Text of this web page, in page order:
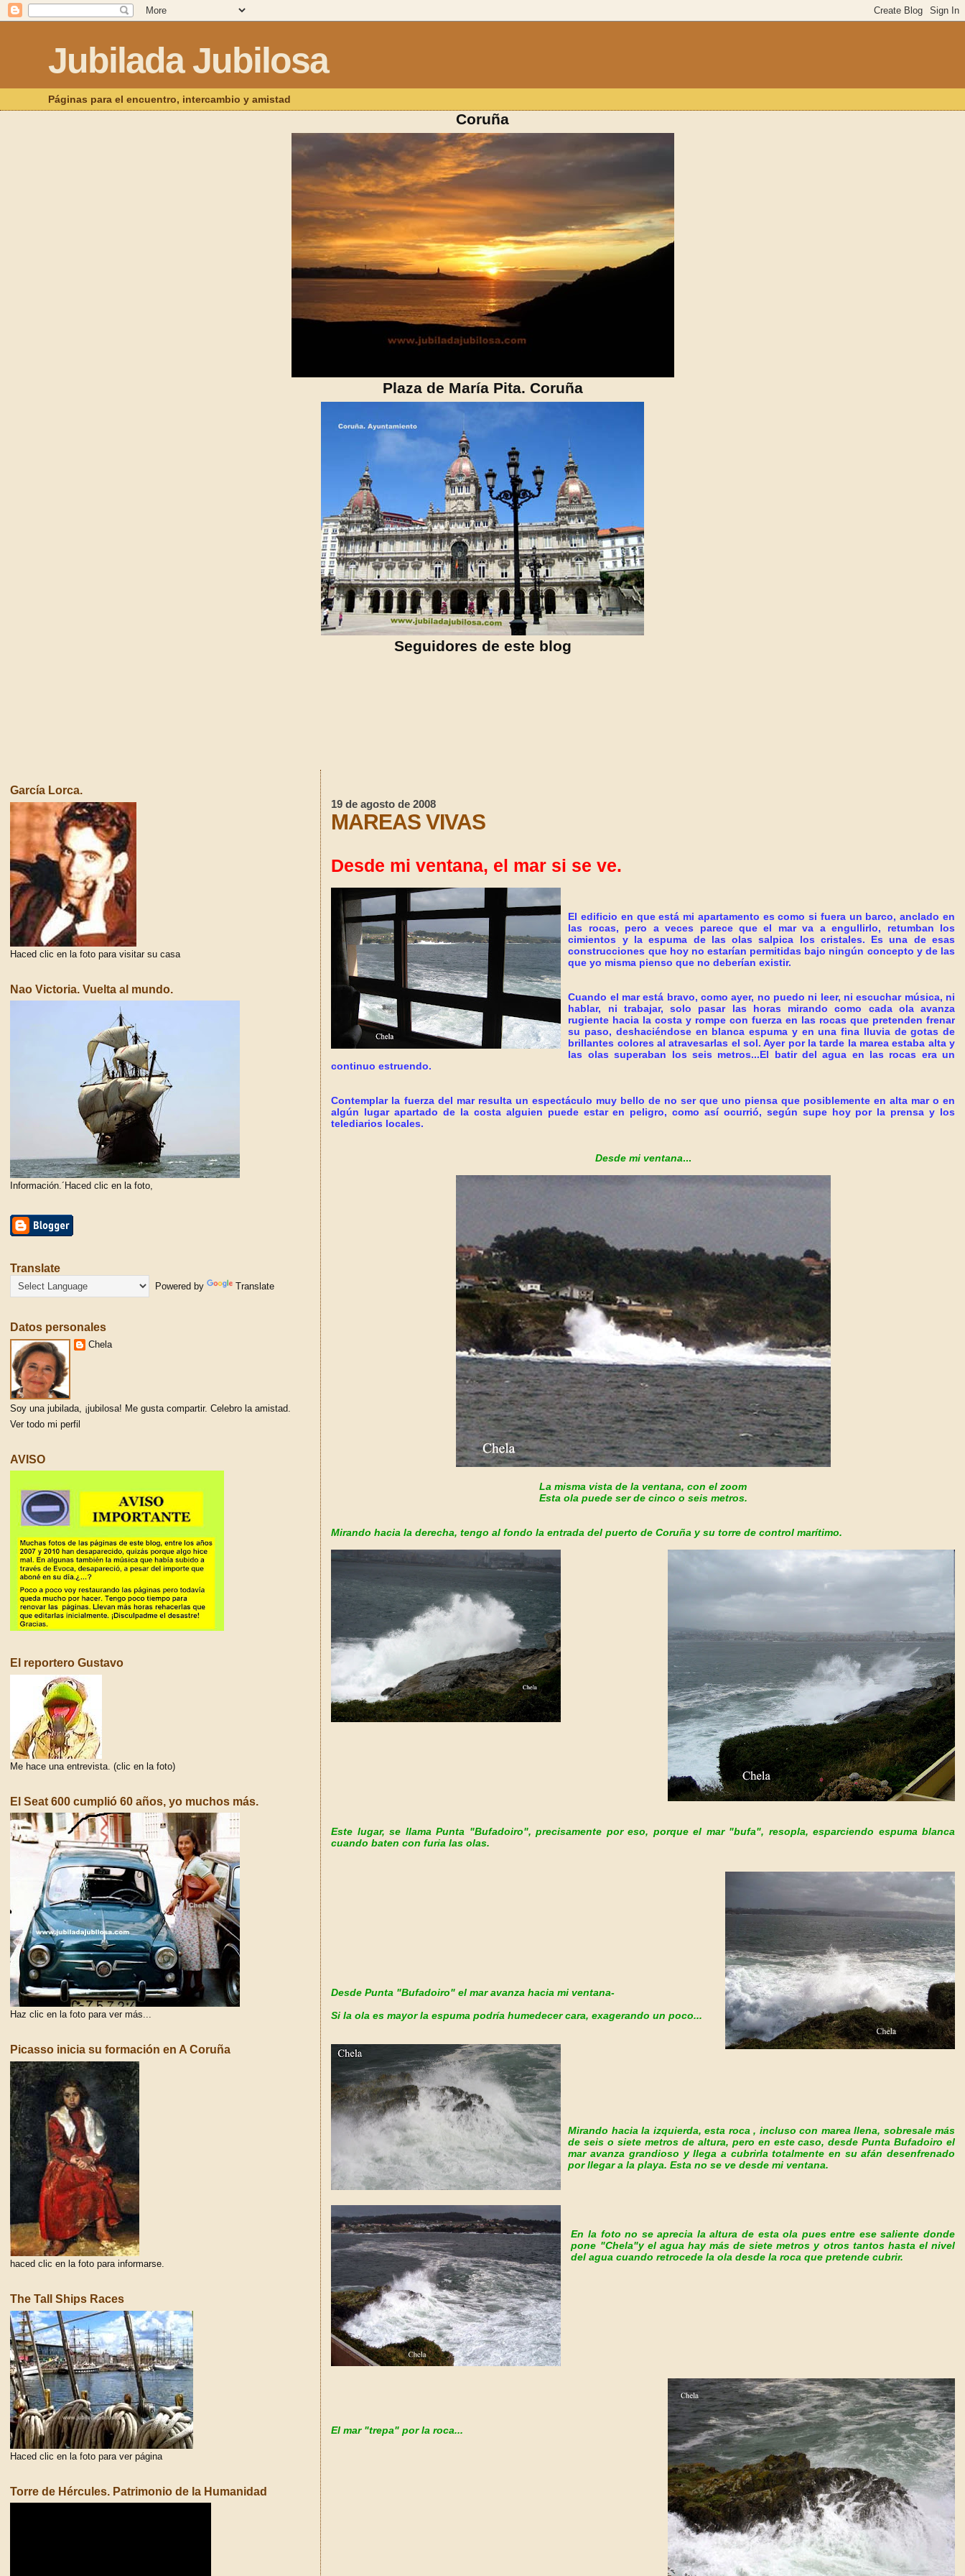
Jubilada Jubilosa
Páginas para el encuentro, intercambio y amistad
Coruña
Plaza de María Pita. Coruña
Seguidores de este blog
19 de agosto de 2008
MAREAS VIVAS
Desde mi ventana, el mar si se ve.
El edificio en que está mi apartamento es como si fuera un barco, anclado en
las rocas, pero a veces parece que el mar va a engullirlo, retumban los
cimientos y la espuma de las olas salpica los cristales. Es una de esas
construcciones que hoy no estarían permitidas bajo ningún concepto y de las
que yo misma pienso que no deberían existir.
Cuando el mar está bravo, como ayer, no puedo ni leer, ni escuchar música, ni
hablar, ni trabajar, solo pasar las horas mirando como cada ola avanza
rugiente hacia la costa y rompe con fuerza en las rocas que pretenden frenar
su paso, deshaciéndose en blanca espuma y en una fina lluvia de gotas de
brillantes colores al atravesarlas el sol. Ayer por la tarde la marea estaba alta y
las olas superaban los seis metros...El batir del agua en las rocas era un
continuo estruendo.
Contemplar la fuerza del mar resulta un espectáculo muy bello de no ser que uno piensa que posiblemente en alta mar o en
algún lugar apartado de la costa alguien puede estar en peligro, como así ocurrió, según supe hoy por la prensa y los
telediarios locales.
Desde mi ventana...
La misma vista de la ventana, con el zoom
Esta ola puede ser de cinco o seis metros.
Mirando hacia la derecha, tengo al fondo la entrada del puerto de Coruña y su torre de control marítimo.
Este lugar, se llama Punta "Bufadoiro", precisamente por eso, porque el mar "bufa", resopla, esparciendo espuma blanca
cuando baten con furia las olas.
Desde Punta "Bufadoiro" el mar avanza hacia mi ventana-
Si la ola es mayor la espuma podría humedecer cara, exagerando un poco...
Mirando hacia la izquierda, esta roca , incluso con marea llena, sobresale más
de seis o siete metros de altura, pero en este caso, desde Punta Bufadoiro el
mar avanza grandioso y llega a cubrirla totalmente en su afán desenfrenado
por llegar a la playa. Esta no se ve desde mi ventana.
En la foto no se aprecia la altura de esta ola pues entre ese saliente donde
pone "Chela"y el agua hay más de siete metros y otros tantos hasta el nivel
del agua cuando retrocede la ola desde la roca que pretende cubrir.
El mar "trepa" por la roca...
García Lorca.
Haced clic en la foto para visitar su casa
Nao Victoria. Vuelta al mundo.
Información.´Haced clic en la foto,
Translate
Powered by Translate
Datos personales
Chela
Soy una jubilada, ¡jubilosa! Me gusta compartir. Celebro la amistad.
Ver todo mi perfil
AVISO
El reportero Gustavo
Me hace una entrevista. (clic en la foto)
El Seat 600 cumplió 60 años, yo muchos más.
Haz clic en la foto para ver más...
Picasso inicia su formación en A Coruña
haced clic en la foto para informarse.
The Tall Ships Races
Haced clic en la foto para ver página
Torre de Hércules. Patrimonio de la Humanidad